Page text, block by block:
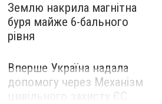
Землю накрила магнітна
буря майже 6-бального
рівня
Вперше Україна надала
допомогу через Механізм
цивільного захисту ЄС